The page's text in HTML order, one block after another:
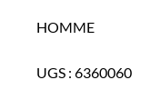
HOMME
UGS : 6360060